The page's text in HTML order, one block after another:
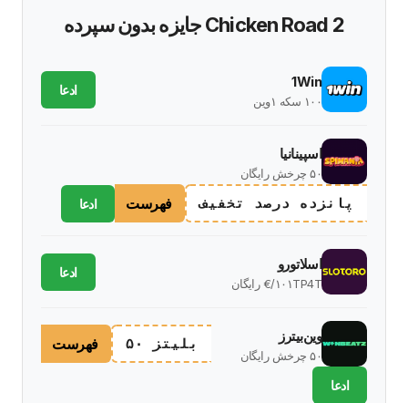
Chicken Road 2 جایزه بدون سپرده
1Win
۱۰۰ سکه ۱وین
ادعا
اسپینانیا
۵۰ چرخش رایگان
پانزده درصد تخفیف فهرست ادعا
اسلاتورو
۱۰۱TP4T/€ رایگان
ادعا
وین‌بیترز
۵۰ چرخش رایگان
بلیتز ۵۰ فهرست
ادعا